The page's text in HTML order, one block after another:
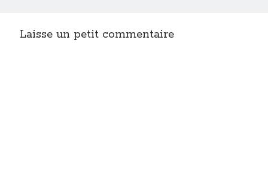
Laisse un petit commentaire